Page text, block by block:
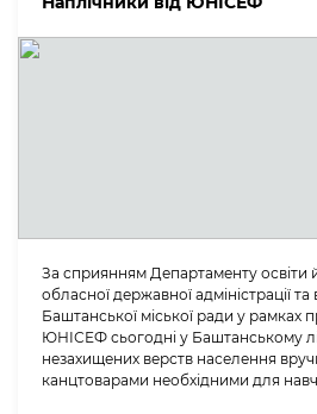
За сприянням Департаменту освіти
обласної державної адміністрації та
Баштанської міської ради у рамках
ЮНІСЕФ сьогодні у Баштанському
незахищених верств населення
канцтоварами необхідними для